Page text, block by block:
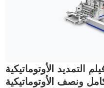
التمديد الأوتوماتيكية
ونصف الأوتوماتيكية